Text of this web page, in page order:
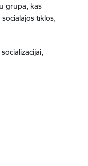
grupā, kas
tīklos,